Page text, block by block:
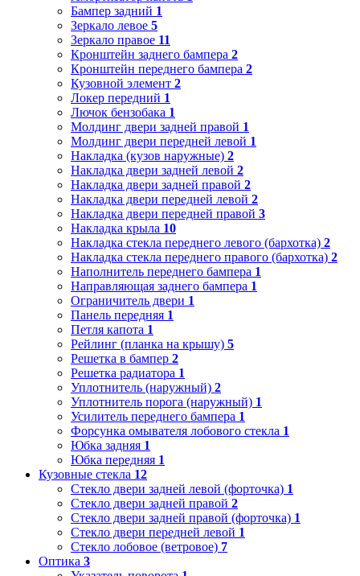
Бампер задний 1
Зеркало левое 5
Зеркало правое 11
Кронштейн заднего бампера 2
Кронштейн переднего бампера 2
Кузовной элемент 2
Локер передний 1
Лючок бензобака 1
Молдинг двери задней правой 1
Молдинг двери передней левой 1
Накладка (кузов наружные) 2
Накладка двери задней левой 2
Накладка двери задней правой 2
Накладка двери передней левой 2
Накладка двери передней правой 3
Накладка крыла 10
Накладка стекла переднего левого (бархотка) 2
Накладка стекла переднего правого (бархотка) 2
Наполнитель переднего бампера 1
Направляющая заднего бампера 1
Ограничитель двери 1
Панель передняя 1
Петля капота 1
Рейлинг (планка на крышу) 5
Решетка в бампер 2
Решетка радиатора 1
Уплотнитель (наружный) 2
Уплотнитель порога (наружный) 1
Усилитель переднего бампера 1
Форсунка омывателя лобового стекла 1
Юбка задняя 1
Юбка передняя 1
Кузовные стекла 12
Стекло двери задней левой (форточка) 1
Стекло двери задней правой 2
Стекло двери задней правой (форточка) 1
Стекло двери передней левой 1
Стекло лобовое (ветровое) 7
Оптика 3